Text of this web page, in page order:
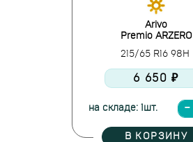
Arivo
Premio ARZERO
215/65 R16 98H
6 650 ₽
на складе: 1шт.
В КОРЗИНУ